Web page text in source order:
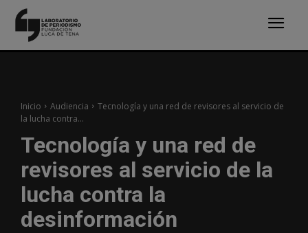
Inicio Audiencia
Tecnología y una red de revisores al servicio de
la lucha contra...
Tecnología y una red de
revisores al servicio de la
lucha contra la
desinformación